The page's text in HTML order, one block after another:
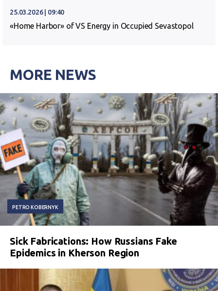
25.03.2026 | 09:40
«Home Harbor» of VS Energy in Occupied Sevastopol
MORE NEWS
PETRO KOBERNYK
Sick Fabrications: How Russians Fake
Epidemics in Kherson Region